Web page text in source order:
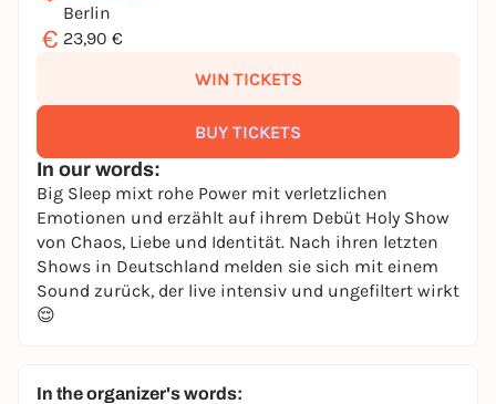
Berlin
€ 23,90 €
In our words:
Big Sleep mixt rohe Power mit verletzlichen
Emotionen und erzählt auf ihrem Debüt Holy Show
von Chaos, Liebe und Identität. Nach ihren letzten
Shows in Deutschland melden sie sich mit einem
Sound zurück, der live intensiv und ungefiltert wirkt
😌
WIN TICKETS
BUY TICKETS
In the organizer's words: